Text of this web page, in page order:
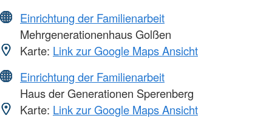
Einrichtung der Familienarbeit
Mehrgenerationenhaus Golßen
Karte: Link zur Google Maps Ansicht
Einrichtung der Familienarbeit
Haus der Generationen Sperenberg
Karte: Link zur Google Maps Ansicht